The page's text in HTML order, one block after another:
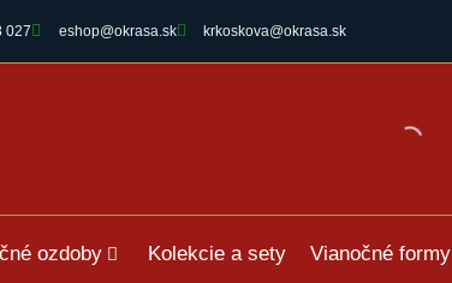
027 eshop@okrasa.sk krkoskova@okrasa.sk
ozdoby Kolekcie a sety Vianočné formy